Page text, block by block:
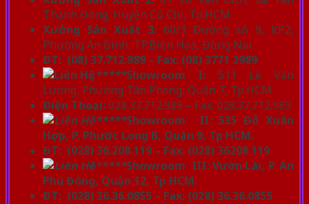
Thạnh Đông, Huyện Củ Chi, Tp.HCM
Xưởng Sản Xuất 3: 60/3 Đường số 9, KP2,
Phường An Bình, TP.Biên Hòa, Đồng Nai
ĐT: (08) 37.712.989 – Fax: (08) 3771 2989
*****Showroom I: 511 Lê Văn
Lương, Phường Tân Phong, Quận 7, Tp.HCM
Điện Thoại:028.37.712.989 – Fax: 028.37.712.989
*****Showroom II:535 Đỗ Xuân
Hợp, P. Phước Long B, Quận 9, Tp HCM.
ĐT: (028) 36.208.119 – Fax: (028) 36208 119
*****Showroom III:Vườn Lài, P. An
Phú Đông, Quận 12, Tp HCM.
ĐT: (028) 36.36.0855 – Fax: (028) 36.36.0855